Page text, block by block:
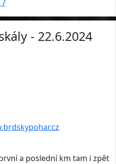
- 22.6.2024
a poslední km tam i zpět